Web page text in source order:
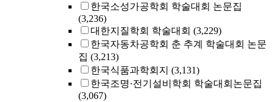
한국소성가공학회 학술대회 논문집
(3,236)
대한지질학회 학술대회 (3,229)
한국자동차공학회 춘 추계 학술대회 논문
집 (3,213)
한국식품과학회지 (3,131)
한국조명·전기설비학회 학술대회논문집
(3,067)